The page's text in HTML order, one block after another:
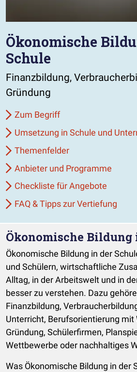
Ökonomische
Schule
Finanzbildung,
Gründung
Zum Begriff
Umsetzung in Schule und
Themenfelder
Anbieter und Programme
Checkliste für Angebote
FAQ & Tipps zur Vertiefung
Ökonomische Bildung
Ökonomische Bildung in der
und Schülern, wirtschaftliche
Alltag, in der Arbeitswelt und in
besser zu verstehen. Dazu
Finanzbildung,
Unterricht, Berufsorientierung
Gründung, Schülerfirmen,
Wettbewerbe oder nachhaltiges
Was Ökonomische Bildung in der